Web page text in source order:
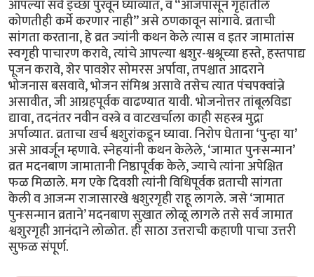
आपल्या सर्व इच्छा पुरवून घ्याव्यात, व “आजपासून गृहातील
कोणतीही कर्मे करणार नाही” असे ठणकावून सांगावे. व्रताची
सांगता करताना, हे व्रत ज्यांनी कथन केले त्यास व इतर जामातांस
स्वगृही पाचारण करावे, त्यांचे आपल्या श्वशुर-श्वश्रूच्या हस्ते, हस्तपाद्य
पूजन करावे, शेर पावशेर सोमरस अर्पावा, तपश्चात आदराने
भोजनास बसवावे, भोजन संमिश्र असावे तसेच त्यात पंचपक्वांन्ने
असावीत, जी आग्रहपूर्वक वाढण्यात यावी. भोजनोत्तर तांबूलविडा
द्यावा, तदनंतर नवीन वस्त्रे व वाटखर्चाला काही सहस्त्र मुद्रा
अर्पाव्यात. व्रताचा खर्च श्वशुरांकडून घ्यावा. निरोप घेताना ‘पुन्हा या’
असे आवर्जून म्हणावे. स्नेहयांनी कथन केलेले, ‘जामात पुनःसन्मान’
व्रत मदनबाण जामातानी निष्ठापूर्वक केले, ज्याचे त्यांना अपेक्षित
फळ मिळाले. मग एके दिवशी त्यांनी विधिपूर्वक व्रताची सांगता
केली व आजन्म राजासारखे श्वशुरगृही राहू लागले. जसे ‘जामात
पुनःसन्मान व्रताने’ मदनबाण सुखात लोळू लागले तसे सर्व जामात
श्वशुरगृही आनंदाने लोळोत. ही साठा उत्तराची कहाणी पाचा उत्तरी
सुफळ संपूर्ण.